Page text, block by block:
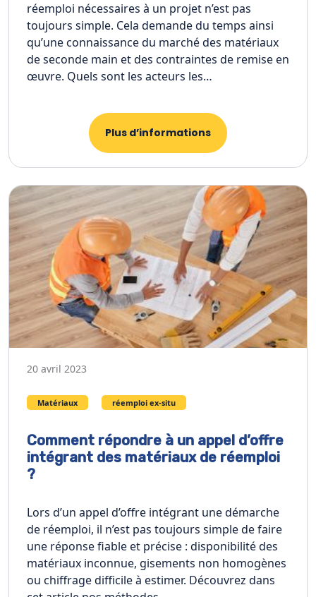
réemploi nécessaires à un projet n’est pas
toujours simple. Cela demande du temps ainsi
qu’une connaissance du marché des matériaux
de seconde main et des contraintes de remise en
œuvre. Quels sont les acteurs les…
Plus d’informations
20 avril 2023
Matériaux réemploi ex-situ
Comment répondre à un appel d’offre
intégrant des matériaux de réemploi
?
Lors d’un appel d’offre intégrant une démarche
de réemploi, il n’est pas toujours simple de faire
une réponse fiable et précise : disponibilité des
matériaux inconnue, gisements non homogènes
ou chiffrage difficile à estimer. Découvrez dans